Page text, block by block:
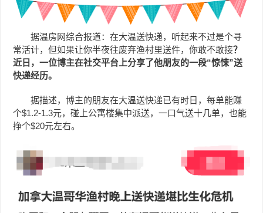
据温房网综合报道：在大温送快递，听起来不过是个寻
常活计，但如果让你半夜往废弃渔村里送件，你敢不敢接？
近日，一位博主在社交平台上分享了他朋友的一段“惊悚”送
快递经历。
据描述，博主的朋友在大温送快递已有时日，每单能赚
个$1.2-1.3元，碰上公寓楼集中派送，一口气送十几单，也能
挣个$20元左右。